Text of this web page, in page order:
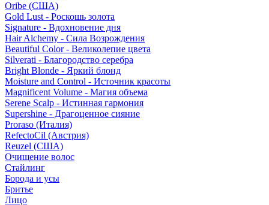
Oribe (США)
Gold Lust - Роскошь золота
Signature - Вдохновение дня
Hair Alchemy - Сила Возрождения
Beautiful Color - Великолепие цвета
Silverati - Благородство серебра
Bright Blonde - Яркий блонд
Moisture and Control - Источник красоты
Magnificent Volume - Магия объема
Serene Scalp - Истинная гармония
Supershine - Драгоценное сияние
Proraso (Италия)
RefectoCil (Австрия)
Reuzel (США)
Очищение волос
Стайлинг
Борода и усы
Бритье
Лицо